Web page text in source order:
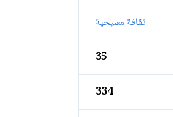
ثقافة مسيحية
35
334